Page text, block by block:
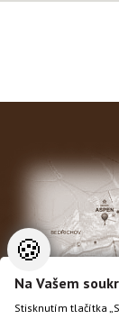
🍪
Na Vašem
Stisknutím tlačítka